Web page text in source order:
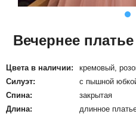
Вечернее платье
Цвета в наличии:
кремовый,
Силуэт:
с пышной
Спина:
закрытая
Длина:
длинное